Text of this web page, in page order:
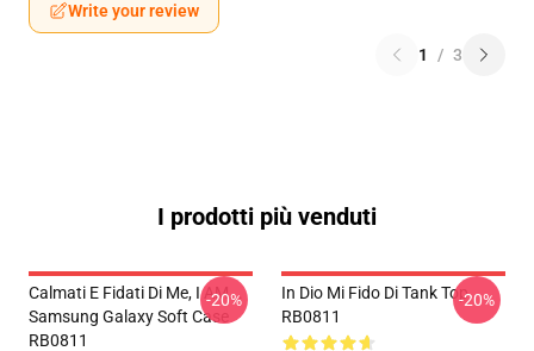
Write your review
1 / 3
I prodotti più venduti
Calmati E Fidati Di Me, I AM...
Samsung Galaxy Soft Case
RB0811
-20%
In Dio Mi Fido Di Tank Top
RB0811
-20%